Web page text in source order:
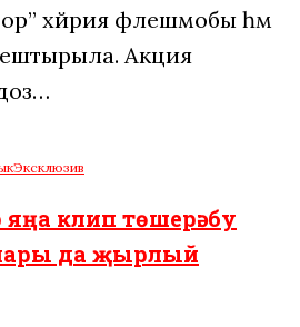
хәйрия флешмобы һәм
Акция
Эксклюзив
клип төшерә: бу
да җырлый